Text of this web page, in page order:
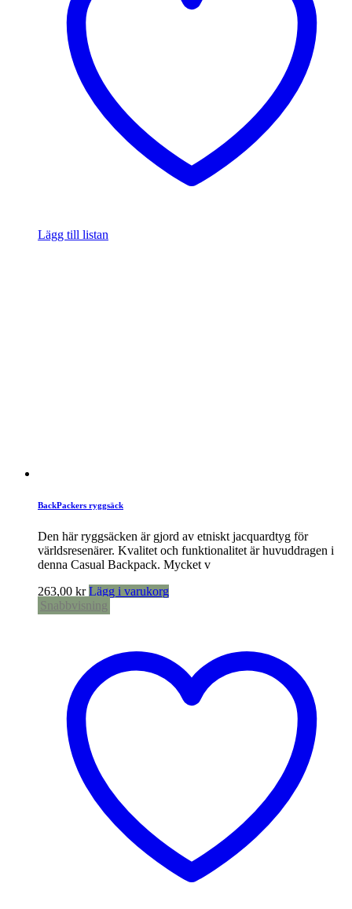
Lägg till listan
BackPackers ryggsäck
Den här ryggsäcken är gjord av etniskt jacquardtyg för
världsresenärer. Kvalitet och funktionalitet är huvuddragen i
denna Casual Backpack. Mycket v
263,00 kr Lägg i varukorg
Snabbvisning